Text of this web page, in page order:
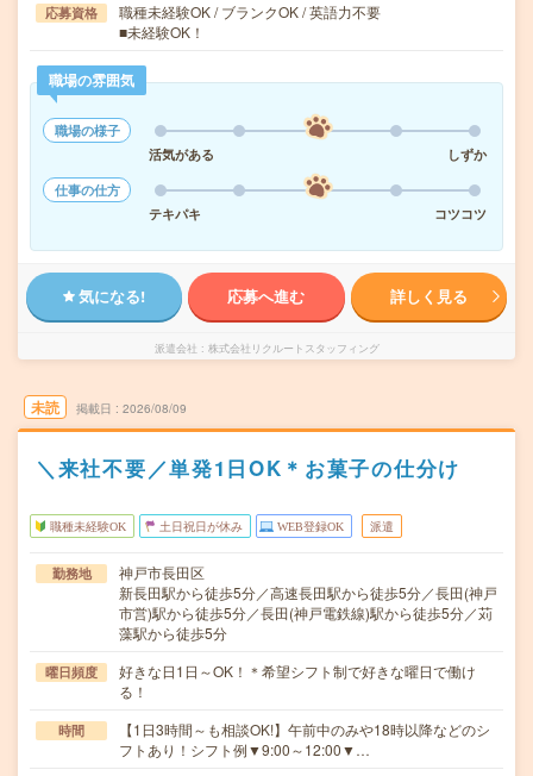
応募資格
職種未経験OK / ブランクOK / 英語力不要
■未経験OK！
職場の雰囲気
職場の様子
活気がある
しずか
仕事の仕方
テキパキ
コツコツ
気になる! 応募へ進む 詳しく見る
派遣会社 株式会社リクルートスタッフィング
未読 掲載日 2026/08/09
＼来社不要／単発1日OK＊お菓子の仕分け
職種未経験OK 土日祝日が休み WEB登録OK 派遣
勤務地
神戸市長田区
新長田駅から徒歩5分／高速長田駅から徒歩5分／長田(神戸
市営)駅から徒歩5分／長田(神戸電鉄線)駅から徒歩5分／苅
藻駅から徒歩5分
曜日頻度
好きな日1日～OK！＊希望シフト制で好きな曜日で働け
る！
時間
【1日3時間～も相談OK!】午前中のみや18時以降などのシ
フトあり！シフト例▼9:00～12:00▼…